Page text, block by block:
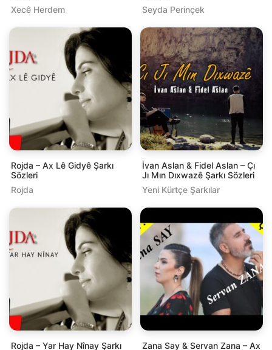
Xecê Herdem
Seyda Perinçek
Rojda – Ax Lê Gidyê Şarkı
Sözleri
Rojda
İvan Aslan & Fidel Aslan – Çı
Jı Mın Dıxwazê Şarkı Sözleri
Yeni Kürtçe Şarkılar
Rojda – Yar Hay Nînay Şarkı
Zana Say & Servan Zana – Ax